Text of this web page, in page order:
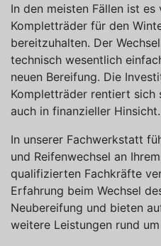
In den meisten Fällen ist
Kompletträder für den
bereitzuhalten. Der
technisch wesentlich
neuen Bereifung. Die
Kompletträder rentiert sich
auch in finanzieller Hinsicht.
In unserer Fachwerkstatt
und Reifenwechsel an
qualifizierten Fachkräfte
Erfahrung beim Wechsel
Neubereifung und bieten
weitere Leistungen rund